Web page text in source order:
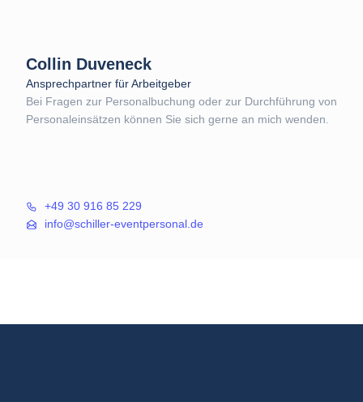
Collin Duveneck
Ansprechpartner für Arbeitgeber
Bei Fragen zur Personalbuchung oder zur Durchführung von
Personaleinsätzen können Sie sich gerne an mich wenden.
+49 30 916 85 229
info@schiller-eventpersonal.de